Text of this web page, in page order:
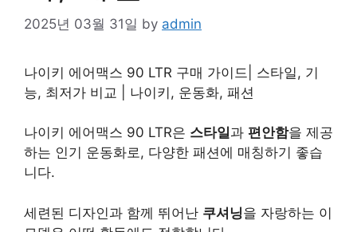
2025년 03월 31일 by admin
나이키 에어맥스 90 LTR 구매 가이드| 스타일, 기
능, 최저가 비교 | 나이키, 운동화, 패션
나이키 에어맥스 90 LTR은 스타일과 편안함을 제공
하는 인기 운동화로, 다양한 패션에 매칭하기 좋습
니다.
세련된 디자인과 함께 뛰어난 쿠셔닝을 자랑하는 이